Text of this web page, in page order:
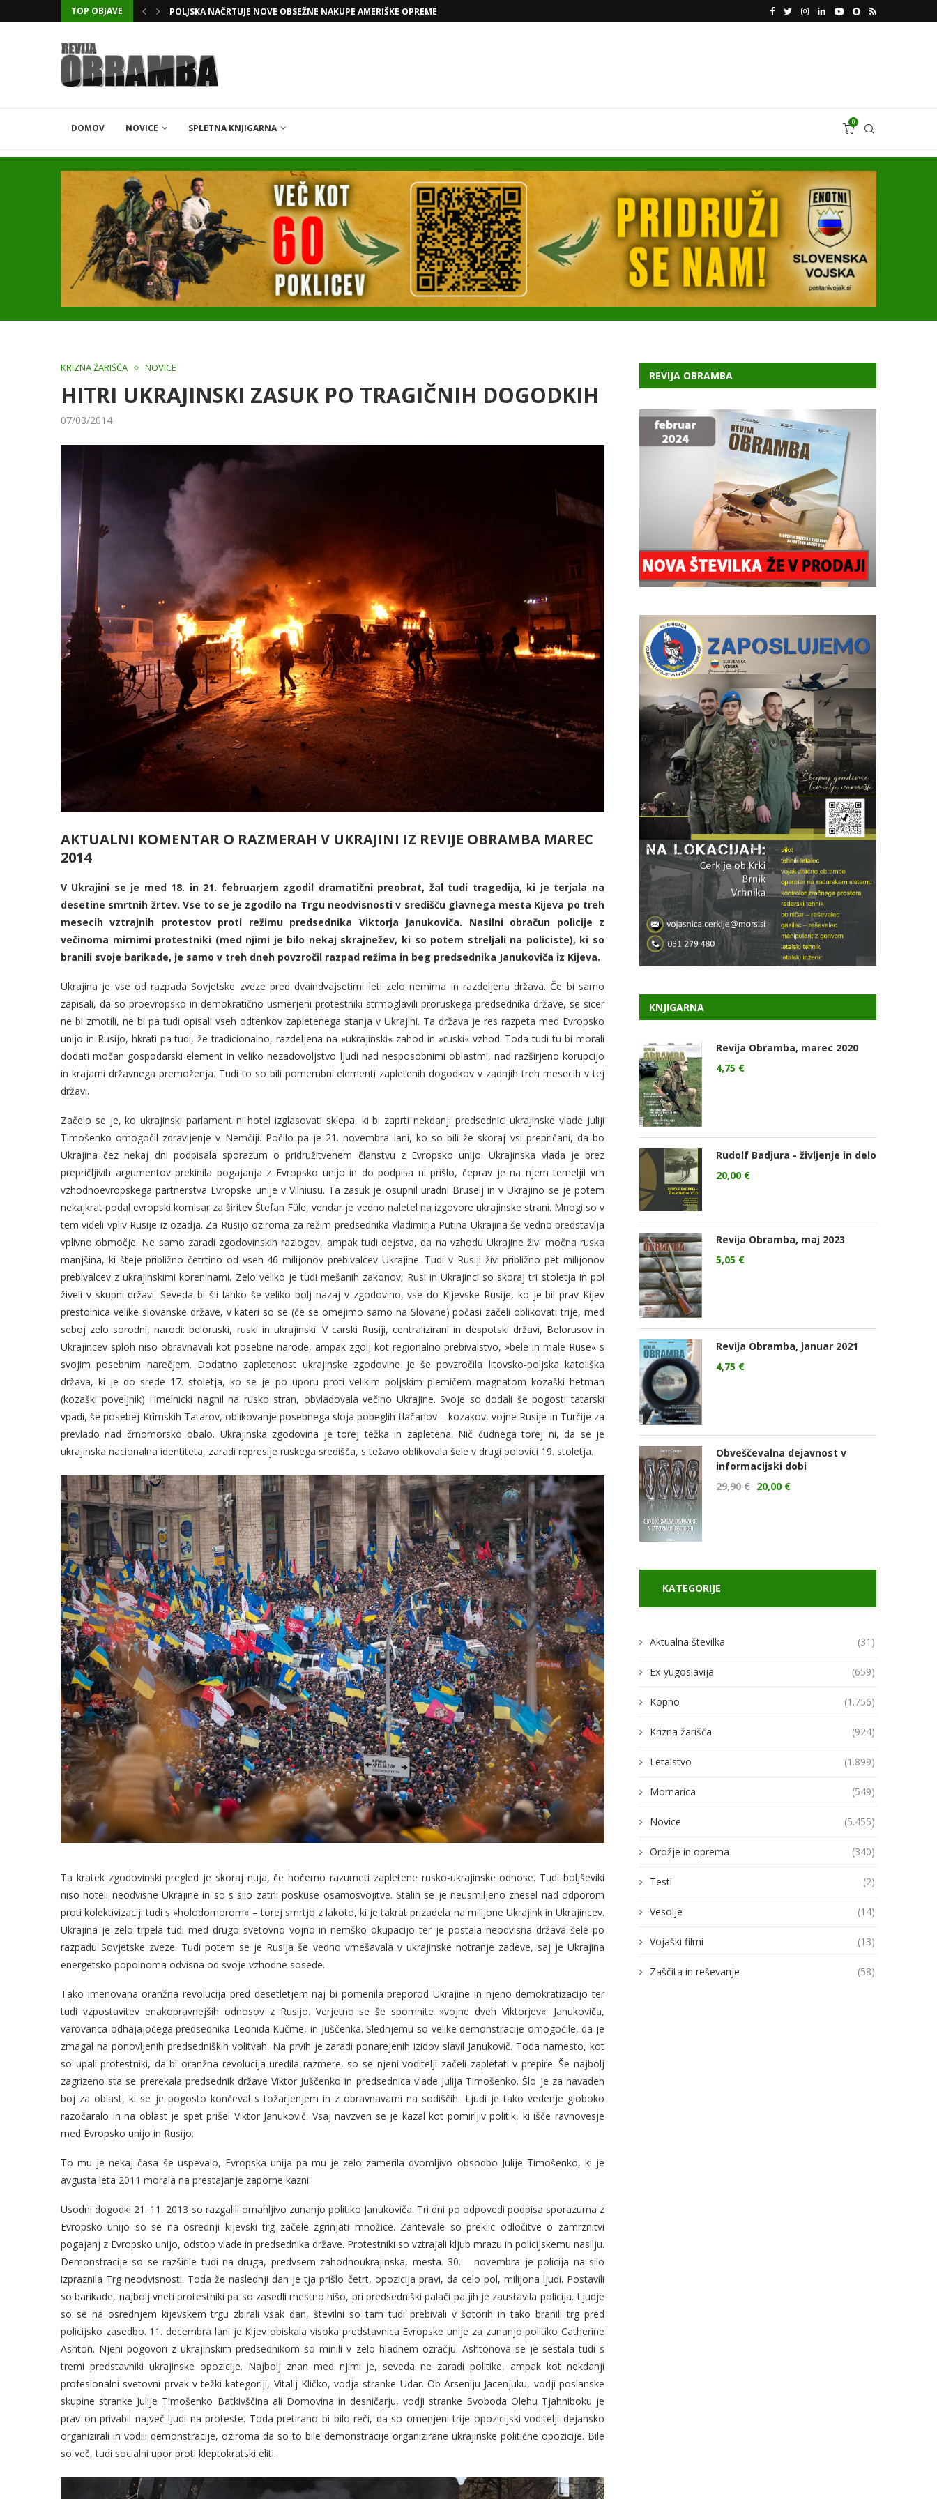
TOP OBJAVE KATARSKI DELNIČAR ZAPLETEL VOLKSWAGNOVE NAČRTE Z RAFAELOM VODJA UKROBORONPROMA HERMAN SMETANIN
DOMOV NOVICE SPLETNA KNJIGARNA
0
KRIZNA ŽARIŠČA NOVICE
HITRI UKRAJINSKI ZASUK PO TRAGIČNIH DOGODKIH
07/03/2014
AKTUALNI KOMENTAR O RAZMERAH V UKRAJINI IZ REVIJE OBRAMBA MAREC
2014
V Ukrajini se je med 18. in 21. februarjem zgodil dramatični preobrat, žal tudi tragedija, ki je terjala na
desetine smrtnih žrtev. Vse to se je zgodilo na Trgu neodvisnosti v središču glavnega mesta Kijeva po treh
mesecih vztrajnih protestov proti režimu predsednika Viktorja Janukoviča. Nasilni obračun policije z
večinoma mirnimi protestniki (med njimi je bilo nekaj skrajnežev, ki so potem streljali na policiste), ki so
branili svoje barikade, je samo v treh dneh povzročil razpad režima in beg predsednika Janukoviča iz Kijeva.
Ukrajina je vse od razpada Sovjetske zveze pred dvaindvajsetimi leti zelo nemirna in razdeljena država. Če bi samo
zapisali, da so proevropsko in demokratično usmerjeni protestniki strmoglavili proruskega predsednika države, se sicer
ne bi zmotili, ne bi pa tudi opisali vseh odtenkov zapletenega stanja v Ukrajini. Ta država je res razpeta med Evropsko
unijo in Rusijo, hkrati pa tudi, že tradicionalno, razdeljena na »ukrajinski« zahod in »ruski« vzhod. Toda tudi tu bi morali
dodati močan gospodarski element in veliko nezadovoljstvo ljudi nad nesposobnimi oblastmi, nad razširjeno korupcijo
in krajami državnega premoženja. Tudi to so bili pomembni elementi zapletenih dogodkov v zadnjih treh mesecih v tej
državi.
Začelo se je, ko ukrajinski parlament ni hotel izglasovati sklepa, ki bi zaprti nekdanji predsednici ukrajinske vlade Juliji
Timošenko omogočil zdravljenje v Nemčiji. Počilo pa je 21. novembra lani, ko so bili že skoraj vsi prepričani, da bo
Ukrajina čez nekaj dni podpisala sporazum o pridružitvenem članstvu z Evropsko unijo. Ukrajinska vlada je brez
prepričljivih argumentov prekinila pogajanja z Evropsko unijo in do podpisa ni prišlo, čeprav je na njem temeljil vrh
vzhodnoevropskega partnerstva Evropske unije v Vilniusu. Ta zasuk je osupnil uradni Bruselj in v Ukrajino se je potem
nekajkrat podal evropski komisar za širitev Štefan Füle, vendar je vedno naletel na izgovore ukrajinske strani. Mnogi so v
tem videli vpliv Rusije iz ozadja. Za Rusijo oziroma za režim predsednika Vladimirja Putina Ukrajina še vedno predstavlja
vplivno območje. Ne samo zaradi zgodovinskih razlogov, ampak tudi dejstva, da na vzhodu Ukrajine živi močna ruska
manjšina, ki šteje približno četrtino od vseh 46 milijonov prebivalcev Ukrajine. Tudi v Rusiji živi približno pet milijonov
prebivalcev z ukrajinskimi koreninami. Zelo veliko je tudi mešanih zakonov; Rusi in Ukrajinci so skoraj tri stoletja in pol
živeli v skupni državi. Seveda bi šli lahko še veliko bolj nazaj v zgodovino, vse do Kijevske Rusije, ko je bil prav Kijev
prestolnica velike slovanske države, v kateri so se (če se omejimo samo na Slovane) počasi začeli oblikovati trije, med
seboj zelo sorodni, narodi: beloruski, ruski in ukrajinski. V carski Rusiji, centralizirani in despotski državi, Belorusov in
Ukrajincev sploh niso obravnavali kot posebne narode, ampak zgolj kot regionalno prebivalstvo, »bele in male Ruse« s
svojim posebnim narečjem. Dodatno zapletenost ukrajinske zgodovine je še povzročila litovsko-poljska katoliška
država, ki je do srede 17. stoletja, ko se je po uporu proti velikim poljskim plemičem magnatom kozaški hetman
(kozaški poveljnik) Hmelnicki nagnil na rusko stran, obvladovala večino Ukrajine. Svoje so dodali še pogosti tatarski
vpadi, še posebej Krimskih Tatarov, oblikovanje posebnega sloja pobeglih tlačanov – kozakov, vojne Rusije in Turčije za
prevlado nad črnomorsko obalo. Ukrajinska zgodovina je torej težka in zapletena. Nič čudnega torej ni, da se je
ukrajinska nacionalna identiteta, zaradi represije ruskega središča, s težavo oblikovala šele v drugi polovici 19. stoletja.
Ta kratek zgodovinski pregled je skoraj nuja, če hočemo razumeti zapletene rusko-ukrajinske odnose. Tudi boljševiki
niso hoteli neodvisne Ukrajine in so s silo zatrli poskuse osamosvojitve. Stalin se je neusmiljeno znesel nad odporom
proti kolektivizaciji tudi s »holodomorom« – torej smrtjo z lakoto, ki je takrat prizadela na milijone Ukrajink in Ukrajincev.
Ukrajina je zelo trpela tudi med drugo svetovno vojno in nemško okupacijo ter je postala neodvisna država šele po
razpadu Sovjetske zveze. Tudi potem se je Rusija še vedno vmešavala v ukrajinske notranje zadeve, saj je Ukrajina
energetsko popolnoma odvisna od svoje vzhodne sosede.
Tako imenovana oranžna revolucija pred desetletjem naj bi pomenila preporod Ukrajine in njeno demokratizacijo ter
tudi vzpostavitev enakopravnejših odnosov z Rusijo. Verjetno se še spomnite »vojne dveh Viktorjev«: Janukoviča,
varovanca odhajajočega predsednika Leonida Kučme, in Juščenka. Slednjemu so velike demonstracije omogočile, da je
zmagal na ponovljenih predsedniških volitvah. Na prvih je zaradi ponarejenih izidov slavil Janukovič. Toda namesto, kot
so upali protestniki, da bi oranžna revolucija uredila razmere, so se njeni voditelji začeli zapletati v prepire. Še najbolj
zagrizeno sta se prerekala predsednik države Viktor Juščenko in predsednica vlade Julija Timošenko. Šlo je za navaden
boj za oblast, ki se je pogosto končeval s tožarjenjem in z obravnavami na sodiščih. Ljudi je tako vedenje globoko
razočaralo in na oblast je spet prišel Viktor Janukovič. Vsaj navzven se je kazal kot pomirljiv politik, ki išče ravnovesje
med Evropsko unijo in Rusijo.
To mu je nekaj časa še uspevalo, Evropska unija pa mu je zelo zamerila dvomljivo obsodbo Julije Timošenko, ki je
avgusta leta 2011 morala na prestajanje zaporne kazni.
Usodni dogodki 21. 11. 2013 so razgalili omahljivo zunanjo politiko Janukoviča. Tri dni po odpovedi podpisa sporazuma z
Evropsko unijo so se na osrednji kijevski trg začele zgrinjati množice. Zahtevale so preklic odločitve o zamrznitvi
pogajanj z Evropsko unijo, odstop vlade in predsednika države. Protestniki so vztrajali kljub mrazu in policijskemu nasilju.
Demonstracije so se razširile tudi na druga, predvsem zahodnoukrajinska, mesta. 30. novembra je policija na silo
izpraznila Trg neodvisnosti. Toda že naslednji dan je tja prišlo četrt, opozicija pravi, da celo pol, milijona ljudi. Postavili
so barikade, najbolj vneti protestniki pa so zasedli mestno hišo, pri predsedniški palači pa jih je zaustavila policija. Ljudje
so se na osrednjem kijevskem trgu zbirali vsak dan, številni so tam tudi prebivali v šotorih in tako branili trg pred
policijsko zasedbo. 11. decembra lani je Kijev obiskala visoka predstavnica Evropske unije za zunanjo politiko Catherine
Ashton. Njeni pogovori z ukrajinskim predsednikom so minili v zelo hladnem ozračju. Ashtonova se je sestala tudi s
tremi predstavniki ukrajinske opozicije. Najbolj znan med njimi je, seveda ne zaradi politike, ampak kot nekdanji
profesionalni svetovni prvak v težki kategoriji, Vitalij Kličko, vodja stranke Udar. Ob Arseniju Jacenjuku, vodji poslanske
skupine stranke Julije Timošenko Batkivščina ali Domovina in desničarju, vodji stranke Svoboda Olehu Tjahniboku je
prav on privabil največ ljudi na proteste. Toda pretirano bi bilo reči, da so omenjeni trije opozicijski voditelji dejansko
organizirali in vodili demonstracije, oziroma da so to bile demonstracije organizirane ukrajinske politične opozicije. Bile
so več, tudi socialni upor proti kleptokratski eliti.
REVIJA OBRAMBA
KNJIGARNA
Revija Obramba, marec 2020
4,75 €
Rudolf Badjura - življenje in delo
20,00 €
Revija Obramba, maj 2023
5,05 €
Revija Obramba, januar 2021
4,75 €
Obveščevalna dejavnost v
informacijski dobi
29,90€ 20,00 €
KATEGORIJE
Aktualna številka (31)
Ex-yugoslavija (659)
Kopno (1.756)
Krizna žarišča (924)
Letalstvo (1.899)
Mornarica (549)
Novice (5.455)
Orožje in oprema (340)
Testi (2)
Vesolje (14)
Vojaški filmi (13)
Zaščita in reševanje (58)